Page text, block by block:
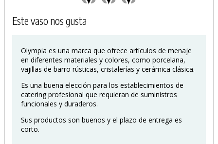
Este vaso nos gusta
Olympia es una marca que ofrece artículos de menaje
en diferentes materiales y colores, como porcelana,
vajillas de barro rústicas, cristalerías y cerámica clásica.
Es una buena elección para los establecimientos de
catering profesional que requieran de suministros
funcionales y duraderos.
Sus productos son buenos y el plazo de entrega es
corto.